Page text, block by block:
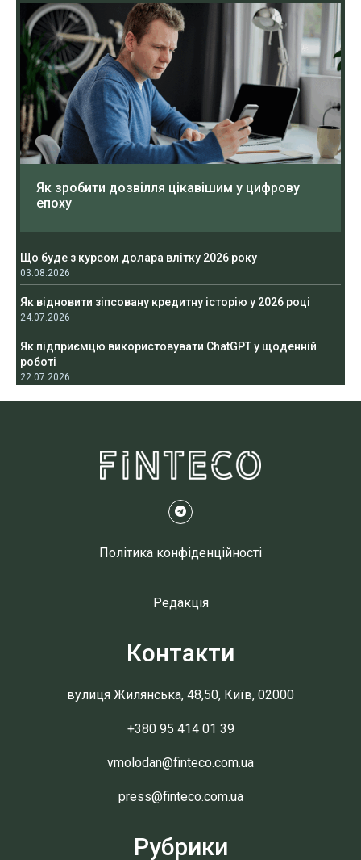
Як зробити дозвілля цікавішим у цифрову
епоху
Що буде з курсом долара влітку 2026 року
03.08.2026
Як відновити зіпсовану кредитну історію у 2026 році
24.07.2026
Як підприємцю використовувати ChatGPT у щоденній
роботі
22.07.2026
Політика конфіденційності
Редакція
Контакти
вулиця Жилянська, 48,50, Київ, 02000
+380 95 414 01 39
vmolodan@finteco.com.ua
press@finteco.com.ua
Рубрики